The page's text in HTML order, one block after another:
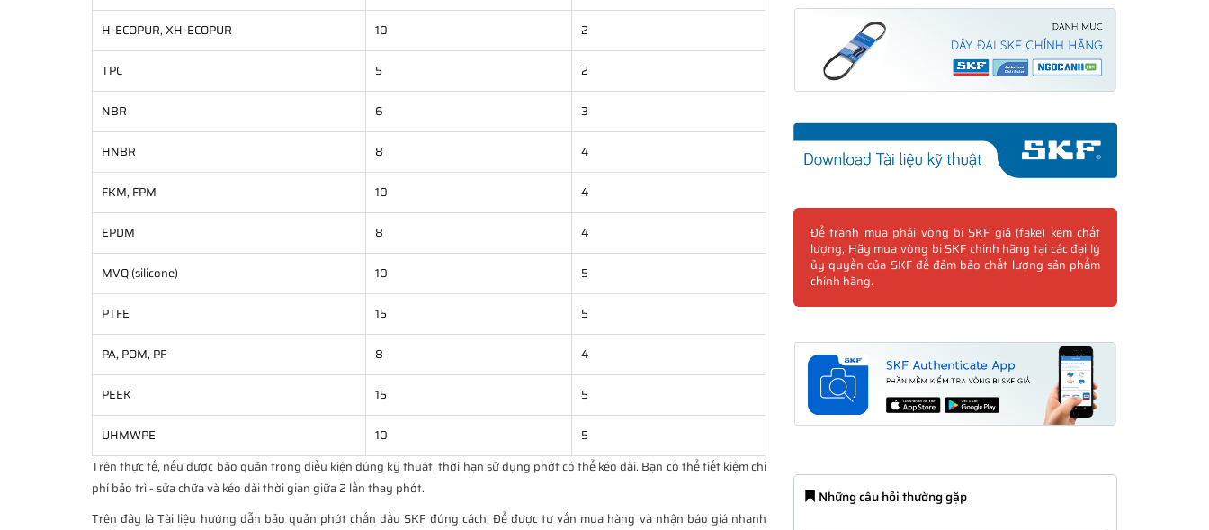
H-ECOPUR, XH-ECOPUR 10 2
TPC 5 2
NBR 6 3
HNBR 8 4
FKM, FPM 10 4
EPDM 8 4
MVQ (silicone) 10 5
PTFE 15 5
PA, POM, PF 8 4
PEEK 15 5
UHMWPE 10
5
Trên thực tế, nếu được bảo quản trong điều kiện đúng kỹ thuật, thời hạn sử dụng phớt có thể kéo dài. Bạn có thể tiết kiệm chi
phí bảo trì - sửa chữa và kéo dài thời gian giữa 2 lần thay phớt.
Trên đây là Tài liệu hướng dẫn bảo quản phớt chắn dầu SKF đúng cách. Để được tư vấn mua hàng và nhận báo giá nhanh
Để tránh mua phải vòng bi SKF giả (fake) kém chất
lượng, Hãy mua vòng bi SKF chính hãng tại các đại lý
ủy quyền của SKF để đảm bảo chất lượng sản phẩm
chính hãng.
Những câu hỏi thường gặp